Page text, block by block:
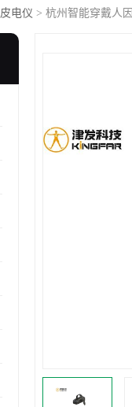
皮电仪 > 杭州智能穿戴人